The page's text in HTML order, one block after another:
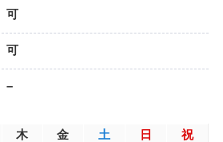
可
可
–
木 金 土 日 祝